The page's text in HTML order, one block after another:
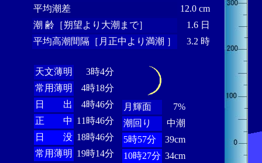
平均潮差
12.0 cm
潮 齢［朔望より大潮まで］
1.6 日
平均高潮間隔［月正中より満潮 ］
3.2 時
天文薄明
3時4分
常用薄明
4時18分
日 出
4時46分
正 中 11時46分
日 没 18時46分
常用薄明 19時14分
月輝面
7%
潮回り
中潮
5時57分
39cm
10時27分 34cm